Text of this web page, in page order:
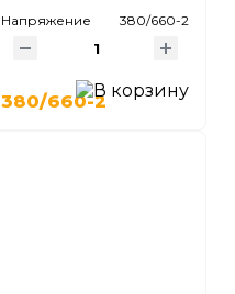
380/660-2
Напряжение 380/660-2